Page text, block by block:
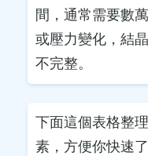
間，通常需要數
或壓力變化，結
不完整。
下面這個表格整
素，方便你快速了